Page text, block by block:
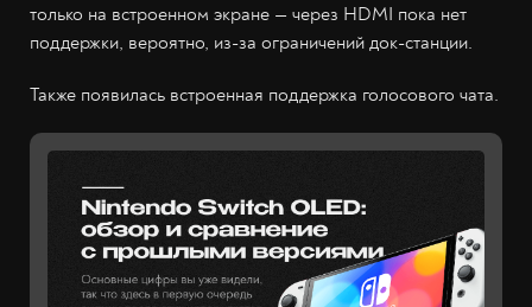
только на встроенном экране — через HDMI пока нет
поддержки, вероятно, из-за ограничений док-станции.
Также появилась встроенная поддержка голосового чата.